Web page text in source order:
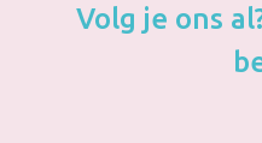
Volg je ons